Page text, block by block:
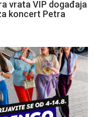
vrata VIP događaja
koncert Petra